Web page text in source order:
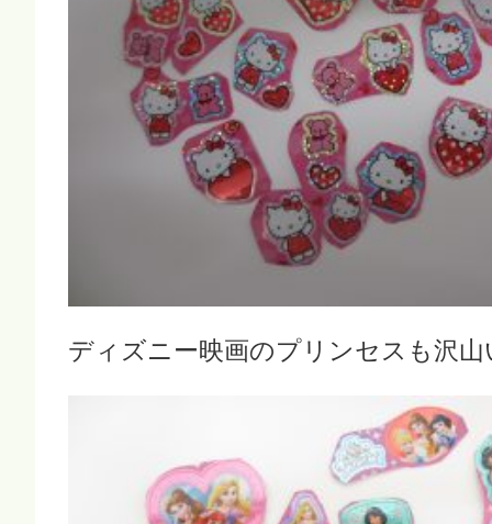
ディズニー映画のプリンセスも沢山